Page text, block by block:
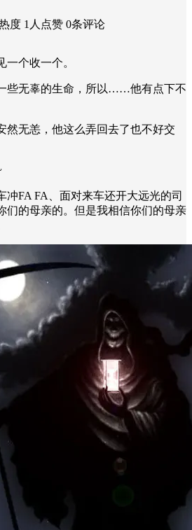
度 1人点赞 0条评论
个收一个。
些无辜的生命，所以……他有点下不
然无恙，他这么弄回去了也不好交
冲FA FA、面对来车还开大远光的司
们的母亲的。但是我相信你们的母亲